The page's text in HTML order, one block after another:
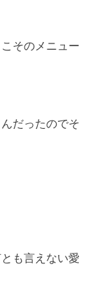
そのメニュー
だったのでそ
も言えない愛